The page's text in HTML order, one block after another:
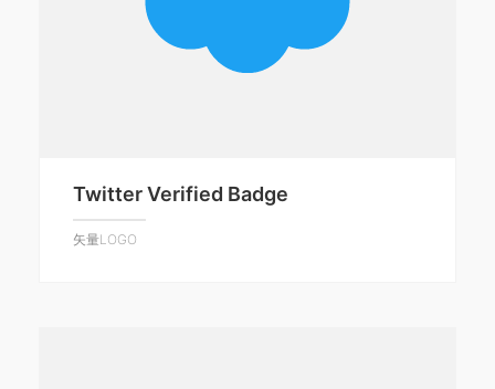
Twitter Verified Badge
矢量LOGO